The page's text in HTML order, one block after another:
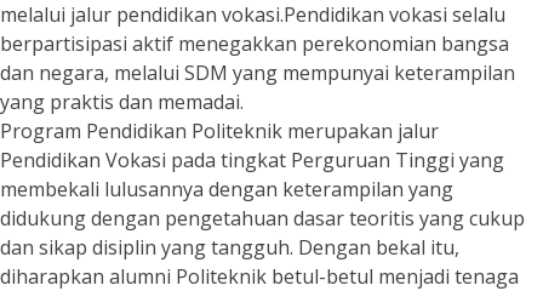
melalui jalur pendidikan vokasi.Pendidikan vokasi selalu
berpartisipasi aktif menegakkan perekonomian bangsa
dan negara, melalui SDM yang mempunyai keterampilan
yang praktis dan memadai.
Program Pendidikan Politeknik merupakan jalur
Pendidikan Vokasi pada tingkat Perguruan Tinggi yang
membekali lulusannya dengan keterampilan yang
didukung dengan pengetahuan dasar teoritis yang cukup
dan sikap disiplin yang tangguh. Dengan bekal itu,
diharapkan alumni Politeknik betul-betul menjadi tenaga